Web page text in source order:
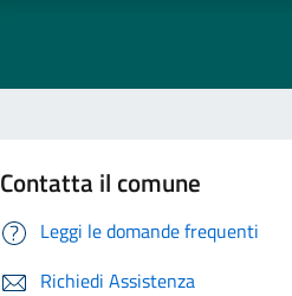
Contatta il comune
Leggi le domande frequenti
Richiedi Assistenza